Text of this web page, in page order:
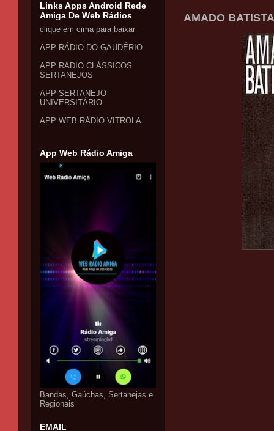
AMADO
Links Apps Android Rede
Amiga De Web Rádios
clique em cima para baixar
APP RÁDIO DO GAUDÉRIO
APP RÁDIO CLÁSSICOS
SERTANEJOS
APP SERTANEJO
UNIVERSITÁRIO
APP WEB RÁDIO VITROLA
App Web Rádio Amiga
Bandas, Gaúchas, Sertanejas e
Regionais
EMAIL